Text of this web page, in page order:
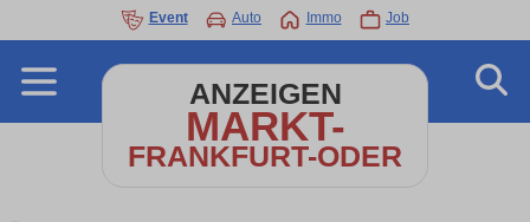
Event Auto Immo Job
ANZEIGEN
MARKT-
FRANKFURT-ODER